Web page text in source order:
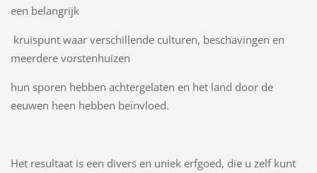
een belangrijk
kruispunt waar verschillende culturen, beschavingen en
meerdere vorstenhuizen
hun sporen hebben achtergelaten en het land door de
eeuwen heen hebben beïnvloed.
Het resultaat is een divers en uniek erfgoed, die u zelf kunt